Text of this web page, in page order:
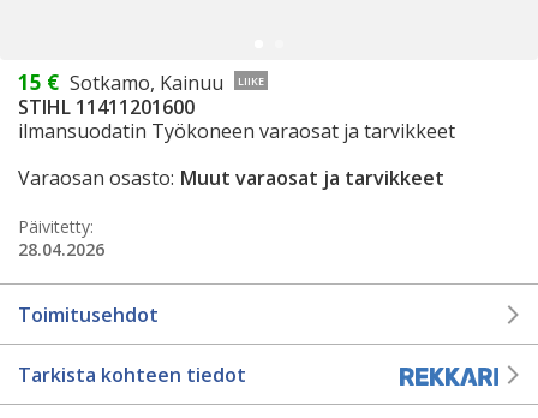
15 € Sotkamo, Kainuu LIIKE
STIHL 11411201600
ilmansuodatin Työkoneen varaosat ja tarvikkeet
Varaosan osasto: Muut varaosat ja tarvikkeet
Päivitetty:
28.04.2026
Toimitusehdot
Tarkista kohteen tiedot